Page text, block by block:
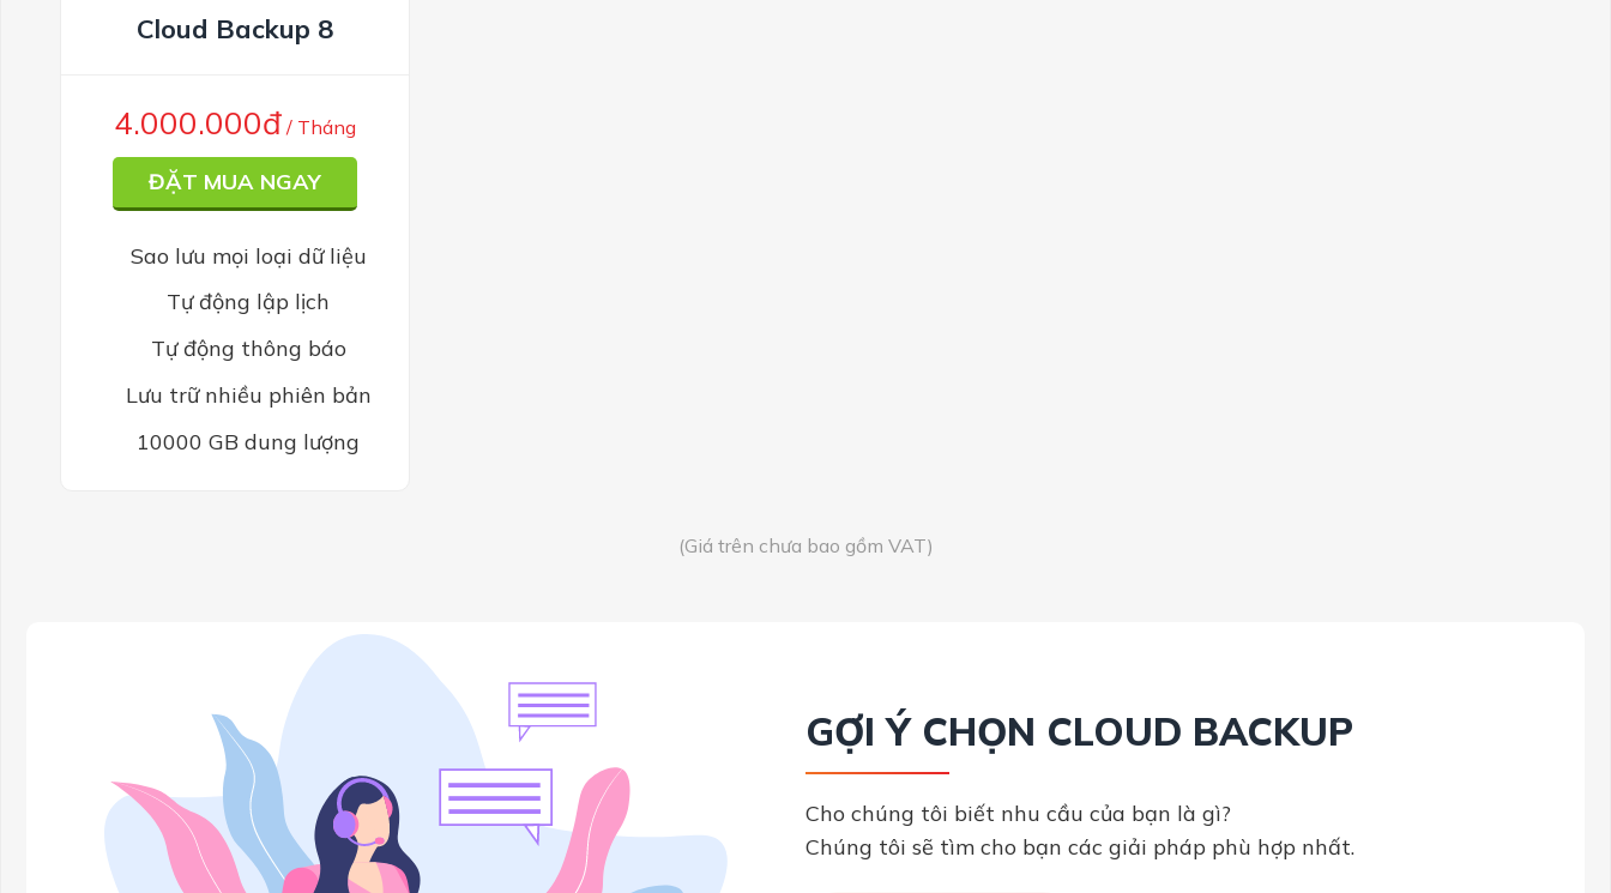
Cloud Backup 8
4.000.000đ / Tháng
ĐẶT MUA NGAY
Sao lưu mọi loại dữ liệu
Tự động lập lịch
Tự động thông báo
Lưu trữ nhiều phiên bản
10000 GB dung lượng
(Giá trên chưa bao gồm VAT)
GỢI Ý CHỌN CLOUD BACKUP
Cho chúng tôi biết nhu cầu của bạn là gì?
Chúng tôi sẽ tìm cho bạn các giải pháp phù hợp nhất.